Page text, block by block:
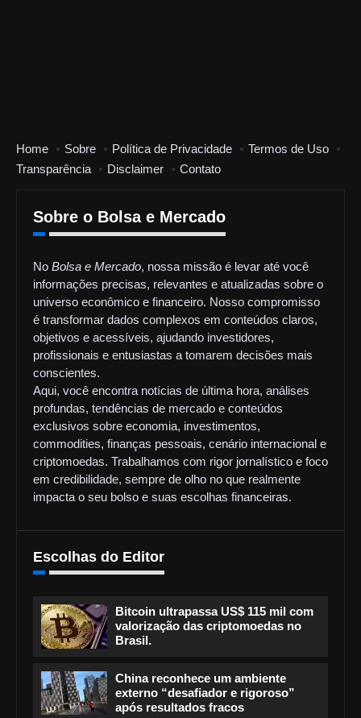
Home Sobre Política de Privacidade
Termos de Uso
Transparência
Disclaimer Contato
Sobre o Bolsa e Mercado
No Bolsa e Mercado, nossa missão é levar até você
informações precisas, relevantes e atualizadas sobre o
universo econômico e financeiro. Nosso compromisso
é transformar dados complexos em conteúdos claros,
objetivos e acessíveis, ajudando investidores,
profissionais e entusiastas a tomarem decisões mais
conscientes.
Aqui, você encontra notícias de última hora, análises
profundas, tendências de mercado e conteúdos
exclusivos sobre economia, investimentos,
commodities, finanças pessoais, cenário internacional e
criptomoedas. Trabalhamos com rigor jornalístico e foco
em credibilidade, sempre de olho no que realmente
impacta o seu bolso e suas escolhas financeiras.
Escolhas do Editor
Bitcoin ultrapassa US$ 115 mil com
valorização das criptomoedas no
Brasil.
China reconhece um ambiente
externo “desafiador e rigoroso”
após resultados fracos